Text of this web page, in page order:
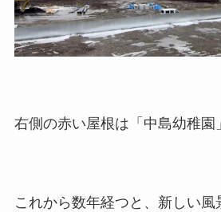
右側の赤い屋根は「中島幼稚園
これから数年経つと、新しい風